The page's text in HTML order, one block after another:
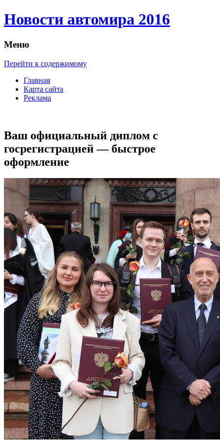
Новости автомира 2016
Меню
Перейти к содержимому
Главная
Карта сайта
Реклама
Ваш официальный диплом с
госрегистрацией — быстрое
оформление